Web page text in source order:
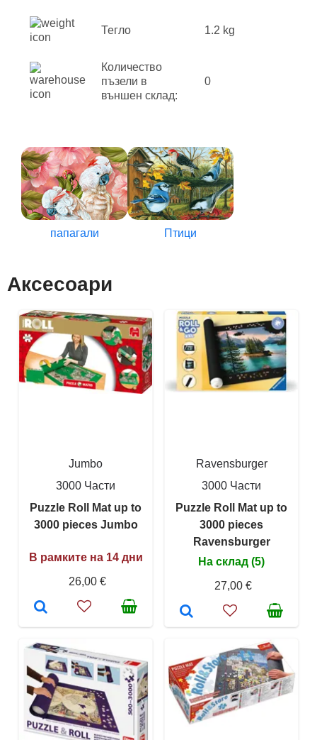
Тегло 1.2 kg
Количество
пъзели в
външен склад:
0
папагали Птици
Аксесоари
Jumbo
3000 Части
Puzzle Roll Mat up to
3000 pieces Jumbo
В рамките на 14 дни
26,00 €
Ravensburger
3000 Части
Puzzle Roll Mat up to
3000 pieces
Ravensburger
На склад (5)
27,00 €